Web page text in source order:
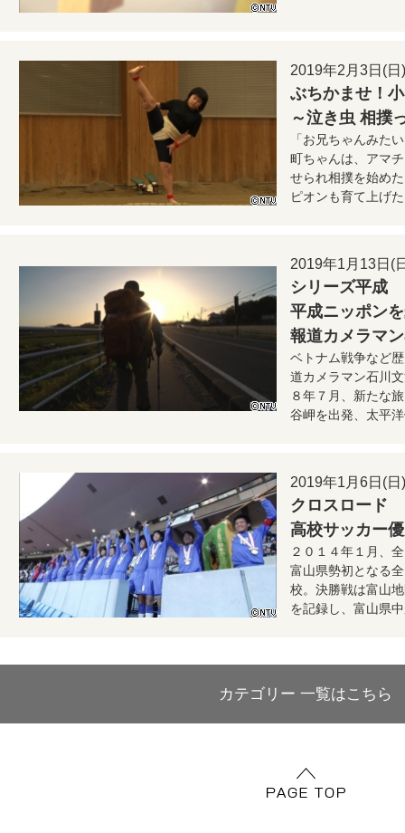
2019年2月3日(日
ぶちかませ！
～泣き虫 相撲
「お兄ちゃんみた
町ちゃんは、アマ
せられ相撲を始め
ピオンも育て上げ
2019年1月13日(
シリーズ平成
平成ニッポン
報道カメラマ
ベトナム戦争など
道カメラマン石川
８年７月、新たな
谷岬を出発、太平
2019年1月6日(日
クロスロード
高校サッカー
２０１４年１月、
富山県勢初となる
校。決勝戦は富山
を記録し、富山県
カテゴリー 一覧はこちら